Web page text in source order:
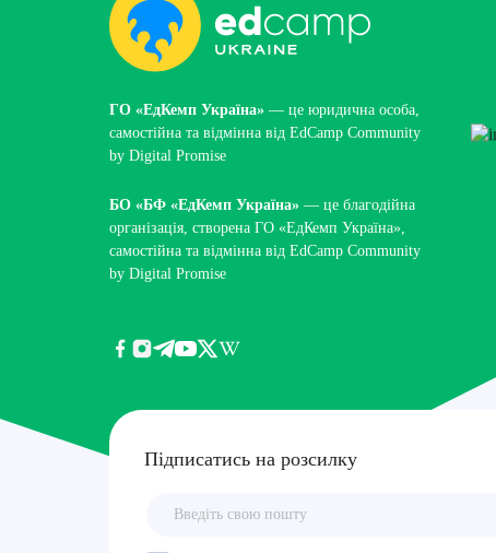
ГО «ЕдКемп Україна» — це юридична особа,
самостійна та відмінна від EdCamp Community
by Digital Promise
БО «БФ «ЕдКемп Україна» — це благодійна
організація, створена ГО «ЕдКемп Україна»,
самостійна та відмінна від EdCamp Community
by Digital Promise
Підписатись на розсилку